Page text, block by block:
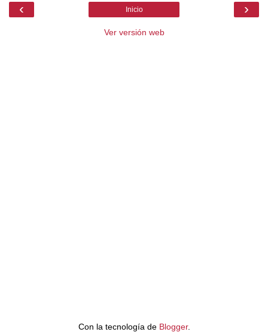
‹ ›
Inicio
Ver versión web
Con la tecnología de Blogger.